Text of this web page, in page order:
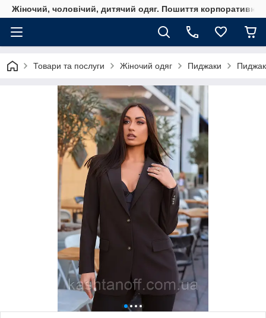
Жіночий, чоловічий, дитячий одяг. Пошиття
Товари та послуги Жіночий одяг Пиджаки